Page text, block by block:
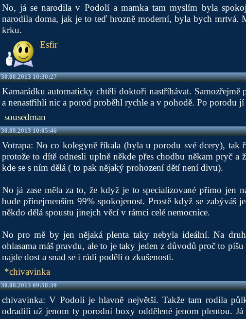
No, já se narodila v Podolí a mamka tam myslím byla
narodila doma, jak je to teď hrozně moderní, byla bych mrtvá.
krku.
Esfir
30.08.2013 10:30:27
Kamarádku automaticky chtěli doktoři nastříhávat. Samozřejmě
a nenastřihli nic a porod proběhl rychle a v pohodě. Po porodu
sousedman
30.08.2013 10:05:46
Votrapa: No co kolegyně říkala (byla u porodu své dcery), tak
protože to dítě odnesli uplně někde přes chodbu někam pryč a
kde se s ním dělá ( to pak nějaký prohození dětí není divu).
No já zase měla za to, že když je to specializované přímo jen
bude přinejmenším 99% spokojenost. Prostě když se zabýváš
někdo dělá spoustu jinejch věcí v rámci celé nemocnice.
No pro mě by jen nějaká plenta taky nebyla ideální. Na
ohlasama máš pravdu, ale to je taky jeden z důvodů proč to
najde dost a snad se i rádi podělí o zkušenosti.
*chivavinka
30.08.2013 09:58:39
chivavinka: V Podolí je hlavně největší. Takže tam rodila
odradili už jenom ty porodní boxy oddělené jenom plentou. Já